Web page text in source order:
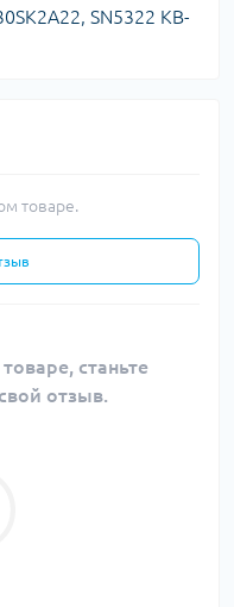
SN5322 KB-
товаре.
станьте
отзыв.